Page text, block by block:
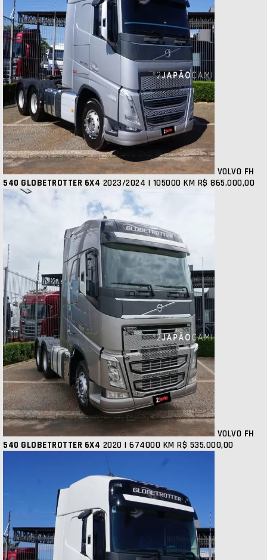
VOLVO FH
540 GLOBETROTTER 6X4 2023/2024 | 105000 KM R$ 865.000,00
VOLVO FH
540 GLOBETROTTER 6X4 2020 | 674000 KM R$ 535.000,00